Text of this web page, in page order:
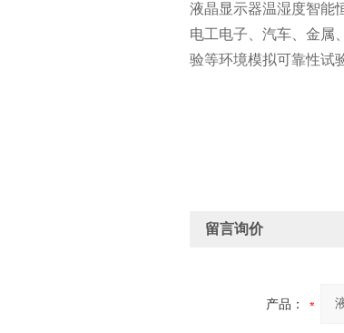
液晶显示器温湿度智能
电工电子、汽车、金属
验等环境模拟可靠性试
留言询价
产品：